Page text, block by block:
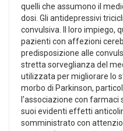
quelli che assumono il
dosi. Gli antidepressivi
convulsiva. Il loro impiego,
pazienti con affezioni
predisposizione alle
stretta sorveglianza del
utilizzata per migliorare lo
morbo di Parkinson,
l'associazione con farmaci
suoi evidenti effetti
somministrato con